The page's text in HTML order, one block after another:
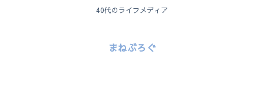
40代のライフメディア
まねぶろぐ